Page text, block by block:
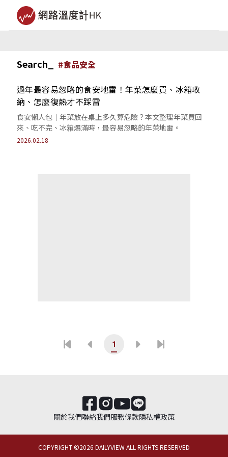
Search_ #食品安全
過年最容易忽略的食安地雷！年菜怎麼買、冰箱收
納、怎麼復熱才不踩雷
食安懶人包｜年菜放在桌上多久算危險？本文整理年菜買回
來、吃不完、冰箱爆滿時，最容易忽略的年菜地雷。
2026.02.18
1
關於我們聯絡我們服務條款隱私權政策
COPYRIGHT ©2026 DAILYVIEW ALL RIGHTS RESERVED